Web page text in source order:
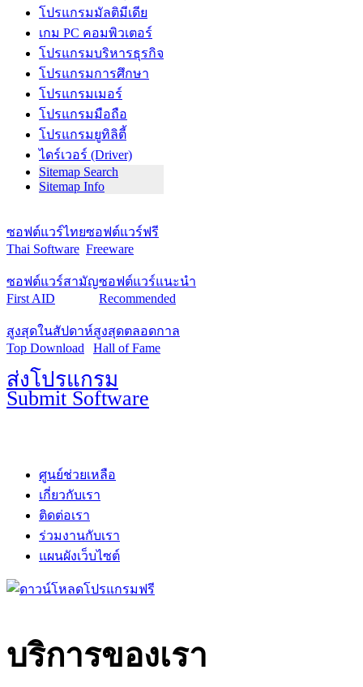
โปรแกรมมัลติมีเดีย
เกม PC คอมพิวเตอร์
โปรแกรมบริหารธุรกิจ
โปรแกรมการศึกษา
โปรแกรมเมอร์
โปรแกรมมือถือ
โปรแกรมยูทิลิตี้
ไดร์เวอร์ (Driver)
Sitemap Search
Sitemap Info
ซอฟต์แวร์ไทย
Thai Software
ซอฟต์แวร์ฟรี
Freeware
ซอฟต์แวร์สามัญ
First AID
ซอฟต์แวร์แนะนำ
Recommended
สูงสุดในสัปดาห์
Top Download
สูงสุดตลอดกาล
Hall of Fame
ส่งโปรแกรม
Submit Software
ศูนย์ช่วยเหลือ
เกี่ยวกับเรา
ติดต่อเรา
ร่วมงานกับเรา
แผนผังเว็บไซต์
บริการของเรา